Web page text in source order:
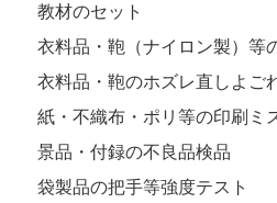
教材のセット
衣料品・鞄（ナイロン製）等
衣料品・鞄のホズレ直しよご
紙・不織布・ポリ等の印刷ミ
景品・付録の不良品検品
袋製品の把手等強度テスト